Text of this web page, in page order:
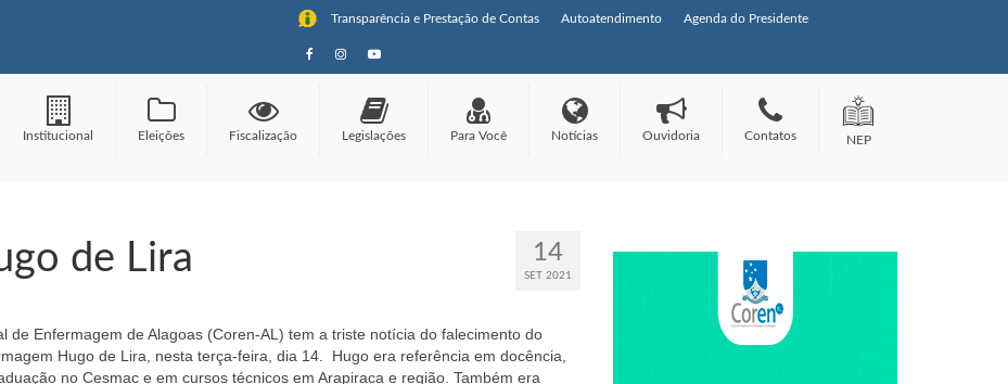
Transparência e Prestação de Contas Autoatendimento Agenda do Presidente
Institucional Eleições Fiscalização Legislações Para Você Notícias Ouvidoria Contatos NEP
14
SET 2021
de Lira
de Enfermagem de Alagoas (Coren-AL) tem a triste notícia do falecimento do
Hugo de Lira, nesta terça-feira, dia 14. Hugo era referência em docência,
no Cesmac e em cursos técnicos em Arapiraca e região. Também era